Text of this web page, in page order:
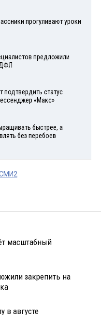
прогуливают уроки
предложили
подтвердить статус
«Макс»
быстрее, а
без перебоев
масштабный
закрепить на
в августе